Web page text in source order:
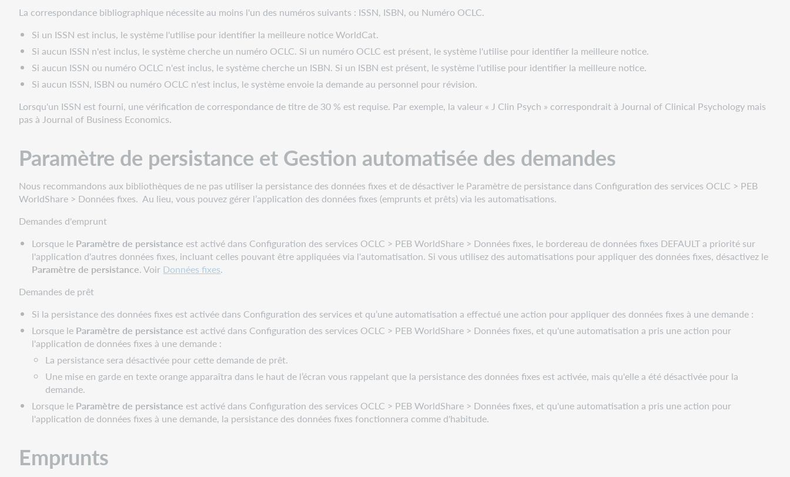
les
emprunts
Tipasa
Automatisations
de
base
pour
les
Automatisations
avancées
pour
les
Prêts
Actions
standardisées
pour
prêt
Configurer
les
automatisations
principales
Principaux
champs
d’automatisation
pour
les
Automatisation
Critères
La correspondance bibliographique nécessite au moins l'un des numéros suivants : ISSN, ISBN, ou Numéro OCLC.
Si un ISSN est inclus, le système l'utilise pour identifier la meilleure notice WorldCat.
Si aucun ISSN n'est inclus, le système cherche un numéro OCLC. Si un numéro OCLC est présent, le système l'utilise pour identifier la meilleure notice.
Si aucun ISSN ou numéro OCLC n'est inclus, le système cherche un ISBN. Si un ISBN est présent, le système l'utilise pour identifier la meilleure notice.
Si aucun ISSN, ISBN ou numéro OCLC n'est inclus, le système envoie la demande au personnel pour révision.
Lorsqu'un ISSN est fourni, une vérification de correspondance de titre de 30 % est requise. Par exemple, la valeur « J Clin Psych » correspondrait à Journal of Clinical Psychology mais
pas à Journal of Business Economics.
Paramètre de persistance et Gestion automatisée des demandes
Nous recommandons aux bibliothèques de ne pas utiliser la persistance des données fixes et de désactiver le Paramètre de persistance dans Configuration des services OCLC > PEB
WorldShare > Données fixes. Au lieu, vous pouvez gérer l’application des données fixes (emprunts et prêts) via les automatisations.
Demandes d'emprunt
Lorsque le Paramètre de persistance est activé dans Configuration des services OCLC > PEB WorldShare > Données fixes, le bordereau de données fixes DEFAULT a priorité sur
l'application d'autres données fixes, incluant celles pouvant être appliquées via l'automatisation. Si vous utilisez des automatisations pour appliquer des données fixes, désactivez le
Paramètre de persistance. Voir Données fixes.
Demandes de prêt
Si la persistance des données fixes est activée dans Configuration des services et qu’une automatisation a effectué une action pour appliquer des données fixes à une demande :
Lorsque le Paramètre de persistance est activé dans Configuration des services OCLC > PEB WorldShare > Données fixes, et qu'une automatisation a pris une action pour
l'application de données fixes à une demande :
La persistance sera désactivée pour cette demande de prêt.
Une mise en garde en texte orange apparaîtra dans le haut de l’écran vous rappelant que la persistance des données fixes est activée, mais qu'elle a été désactivée pour la
demande.
Lorsque le Paramètre de persistance est activé dans Configuration des services OCLC > PEB WorldShare > Données fixes, et qu'une automatisation a pris une action pour
l'application de données fixes à une demande, la persistance des données fixes fonctionnera comme d'habitude.
Emprunts